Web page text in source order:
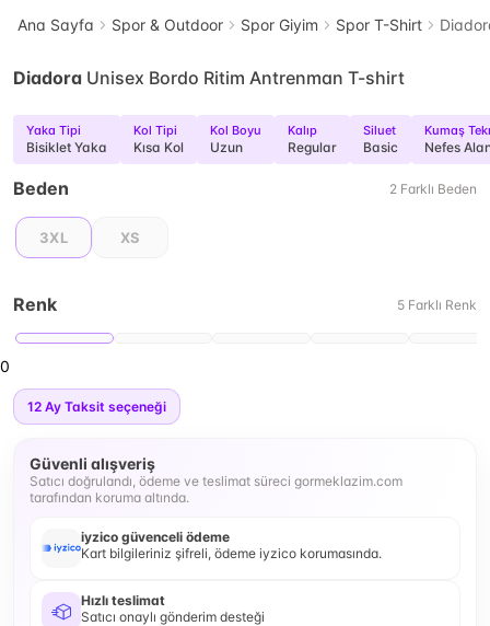
Ana Sayfa Spor & Outdoor Spor Giyim Spor T-Shirt
Diadora Unisex Bordo Ritim Antrenman T-shirt
Yaka Tipi
Bisiklet Yaka
Kol Tipi
Kısa Kol
Kol Boyu
Uzun
Kalıp
Regular
Siluet
Basic
Kumaş
Nefes
Beden 2 Farklı Beden
3XL XS
Renk 5 Farklı Renk
0
12 Ay Taksit seçeneği
Güvenli alışveriş
Satıcı doğrulandı, ödeme ve teslimat süreci gormeklazim.com
tarafından koruma altında.
iyzico güvenceli ödeme
Kart bilgileriniz şifreli, ödeme iyzico korumasında.
Hızlı teslimat
Satıcı onaylı gönderim desteği